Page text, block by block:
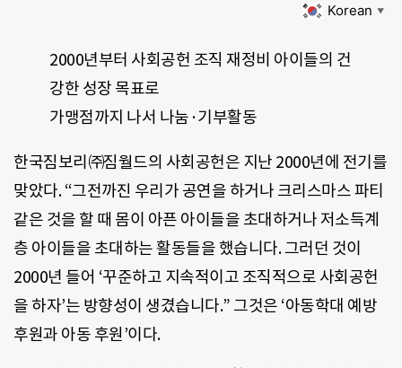
Korean ▼
2000년부터 사회공헌 조직 재정비 아이들의 건
강한 성장 목표로
가맹점까지 나서 나눔·기부활동
한국짐보리㈜짐월드의 사회공헌은 지난 2000년에 전기를
맞았다. “그전까진 우리가 공연을 하거나 크리스마스 파티
같은 것을 할 때 몸이 아픈 아이들을 초대하거나 저소득계
층 아이들을 초대하는 활동들을 했습니다. 그러던 것이
2000년 들어 ‘꾸준하고 지속적이고 조직적으로 사회공헌
을 하자’는 방향성이 생겼습니다.” 그것은 ‘아동학대 예방
후원과 아동 후원’이다.